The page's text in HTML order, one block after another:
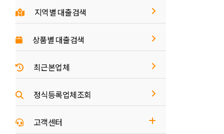
지역별 대출검색
상품별 대출검색
최근본업체
정식등록업체조회
고객센터